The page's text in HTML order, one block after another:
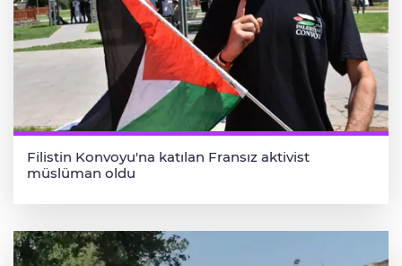
Filistin Konvoyu'na katılan Fransız aktivist
müslüman oldu